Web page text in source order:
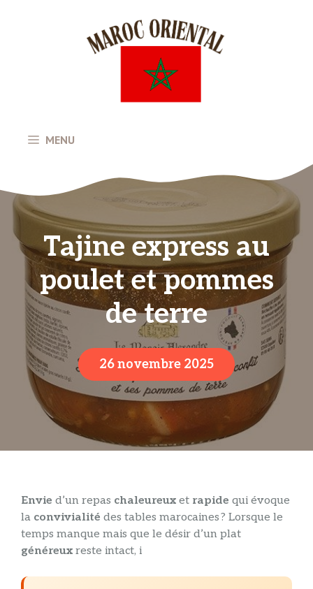
MENU
Tajine express au
poulet et pommes
de terre
26 novembre 2025
Envie d’un repas chaleureux et rapide qui évoque
la convivialité des tables marocaines ? Lorsque le
temps manque mais que le désir d’un plat
généreux reste intact, i